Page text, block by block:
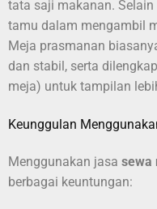
tata saji makanan.
tamu dalam mengambil
Meja prasmanan
dan stabil, serta
meja) untuk tampilan
Keunggulan
Menggunakan jasa sewa
berbagai keuntungan: